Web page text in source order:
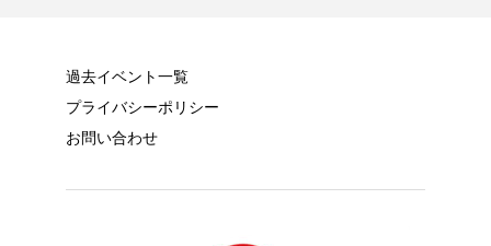
過去イベント一覧
プライバシーポリシー
お問い合わせ